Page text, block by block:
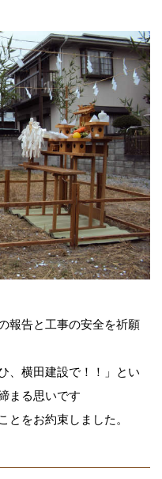
報告と工事の安全を祈願
、横田建設で！！」とい
まる思いです
とをお約束しました。